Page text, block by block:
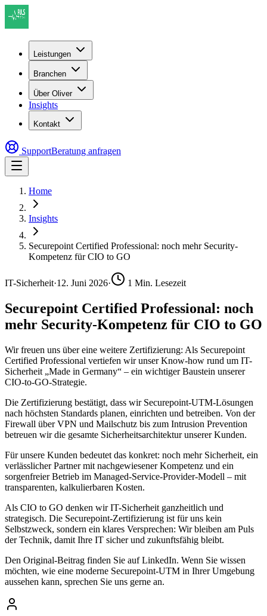
Leistungen
Branchen
Über Oliver
Insights
Kontakt
SupportBeratung anfragen
Home
Insights
Securepoint Certified Professional: noch mehr Security-
Kompetenz für CIO to GO
IT-Sicherheit·12. Juni 2026· 1 Min. Lesezeit
Securepoint Certified Professional: noch
mehr Security-Kompetenz für CIO to GO
Wir freuen uns über eine weitere Zertifizierung: Als Securepoint
Certified Professional vertiefen wir unser Know-how rund um IT-
Sicherheit „Made in Germany“ – ein wichtiger Baustein unserer
CIO-to-GO-Strategie.
Die Zertifizierung bestätigt, dass wir Securepoint-UTM-Lösungen
nach höchsten Standards planen, einrichten und betreiben. Von der
Firewall über VPN und Mailschutz bis zum Intrusion Prevention
betreuen wir die gesamte Sicherheitsarchitektur unserer Kunden.
Für unsere Kunden bedeutet das konkret: noch mehr Sicherheit, ein
verlässlicher Partner mit nachgewiesener Kompetenz und ein
sorgenfreier Betrieb im Managed-Service-Provider-Modell – mit
transparenten, kalkulierbaren Kosten.
Als CIO to GO denken wir IT-Sicherheit ganzheitlich und
strategisch. Die Securepoint-Zertifizierung ist für uns kein
Selbstzweck, sondern ein klares Versprechen: Wir bleiben am Puls
der Technik, damit Ihre IT sicher und zukunftsfähig bleibt.
Den Original-Beitrag finden Sie auf LinkedIn. Wenn Sie wissen
möchten, wie eine moderne Securepoint-UTM in Ihrer Umgebung
aussehen kann, sprechen Sie uns gerne an.